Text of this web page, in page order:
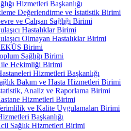
Hizmetleri Başkanlığı
Değerlendirme ve İstatistik Birimi
ve Çalışan Sağlığı Birimi
Hastalıklar Birimi
Olmayan Hastalıklar Birimi
Birimi
Sağlığı Birimi
Hekimliği Birimi
Hizmetleri Başkanlığı
Bakım ve Hasta Hizmetleri Birimi
Analiz ve Raporlama Birimi
Hizmetleri Birimi
ve Kalite Uygulamaları Birimi
Başkanlığı
Sağlık Hizmetleri Birimi